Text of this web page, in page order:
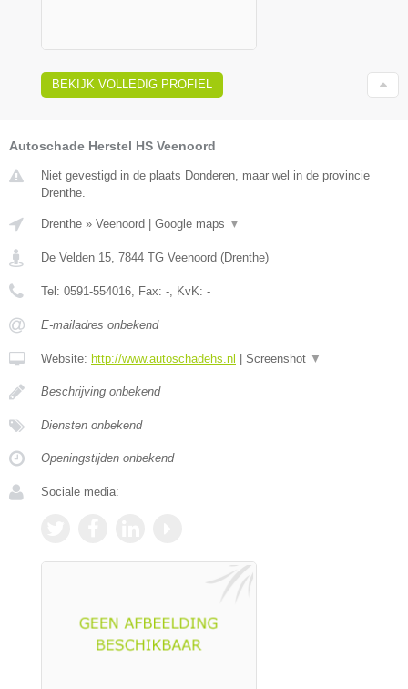
BEKIJK VOLLEDIG PROFIEL
Autoschade Herstel HS Veenoord
Niet gevestigd in de plaats Donderen, maar wel in de provincie
Drenthe.
Drenthe » Veenoord Google maps ▼
De Velden 15 7844 TG Veenoord (Drenthe)
Tel: 0591-554016 , Fax: - , KvK: -
E-mailadres onbekend
Website: http://www.autoschadehs.nl Screenshot ▼
Beschrijving onbekend
Diensten onbekend
Openingstijden onbekend
Sociale media: